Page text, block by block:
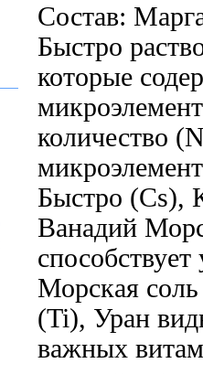
Состав:
Быстро
которые
количество
Быстро (Cs),
Ванадий
Морская соль
(Ti), Уран
важных